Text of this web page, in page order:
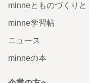
minneとものづくりと
minne学習帖
ニュース
minneの本